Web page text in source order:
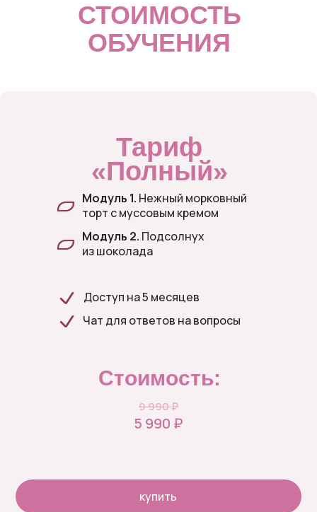
СТОИМОСТЬ
ОБУЧЕНИЯ
Тариф
«Полный»
купить
Стоимость:
Модуль 1. Нежный морковный
торт с муссовым кремом
Модуль 2. Подсолнух
из шоколада
Доступ на 5 месяцев
5 990 ₽
9 990 ₽
Чат для ответов на вопросы